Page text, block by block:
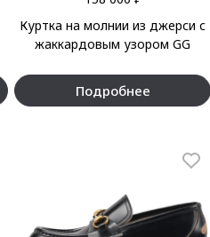
Куртка на молнии из джерси с
жаккардовым узором GG
Подробнее